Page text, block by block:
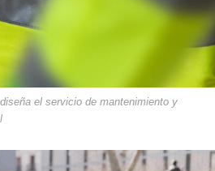
el servicio de mantenimiento y